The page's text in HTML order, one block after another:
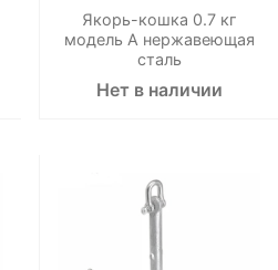
Якорь-кошка 0.7 кг
модель А нержавеющая
сталь
Нет в наличии